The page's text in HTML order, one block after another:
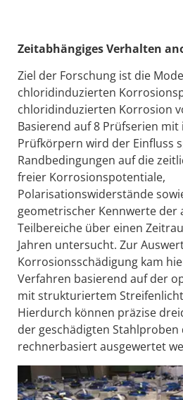
Zeitabhängiges Verhalten
Ziel der Forschung ist die
chloridinduzierten
chloridinduzierten Korrosion
Basierend auf 8 Prüfserien mit
Prüfkörpern wird der Einfluss
Randbedingungen auf die
freier Korrosionspotentiale,
Polarisationswiderstände
geometrischer Kennwerte der
Teilbereiche über einen
Jahren untersucht. Zur
Korrosionsschädigung kam
Verfahren basierend auf der
mit strukturiertem
Hierdurch können präzise
der geschädigten
rechnerbasiert ausgewertet